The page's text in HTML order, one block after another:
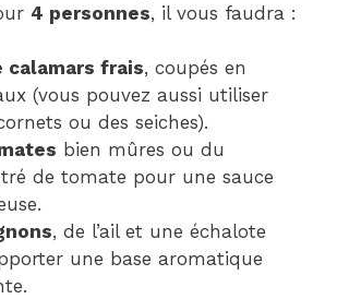
4 personnes, il vous faudra :
calamars frais, coupés en
(vous pouvez aussi utiliser
ou des seiches).
bien mûres ou du
de tomate pour une sauce
, de l’ail et une échalote
une base aromatique